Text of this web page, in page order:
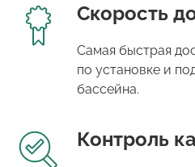
Скорость
Самая быстрая
по установке и
бассейна.
Контроль